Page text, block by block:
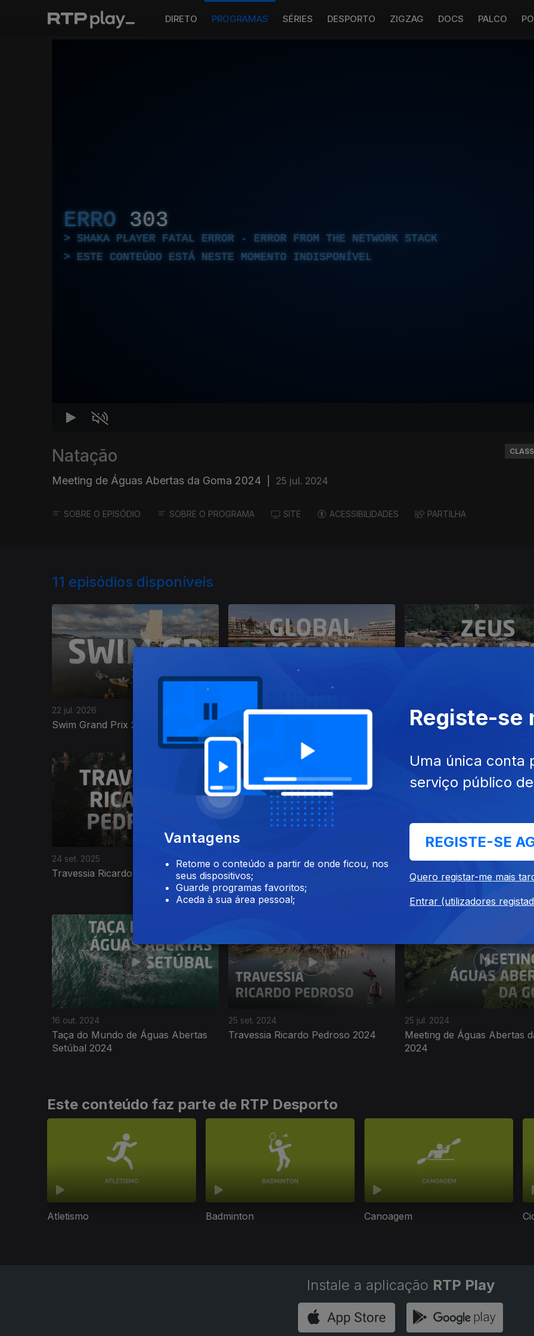
DIRETO PROGRAMAS SÉRIES DESPORTO ZIGZAG DOCS PALCO
ERRO 303
SHAKA PLAYER FATAL ERROR - ERROR FROM THE NETWORK STACK
ESTE CONTEÚDO ESTÁ NESTE MOMENTO INDISPONÍVEL
Natação
Meeting de Águas Abertas da Goma 2024 25 jul. 2024
SOBRE O EPISÓDIO SOBRE O PROGRAMA SITE ACESSIBILIDADES PARTILHA
11 episódios disponíveis
22 jul. 2026
Swim Grand Prix 2026
09 jul. 2026 17 jun. 2026
Zeus Open Water Grand
24 set. 2025
Travessia Ricardo Pedroso 2025
11 set. 2025
Swim Party Algarve 2025
19 ago. 2025
Meeting de Águas Abertas
16 out. 2024
Taça do Mundo de Águas Abertas
Setúbal 2024
25 set. 2024
Travessia Ricardo Pedroso 2024
25 jul. 2024
Meeting de Águas Abertas
2024
785603
Este conteúdo faz parte de RTP Desporto
Atletismo Badminton Canoagem
Instale a aplicação RTP Play
Vantagens
Retome o conteúdo a partir de onde ficou, nos
seus dispositivos;
Guarde programas favoritos;
Aceda à sua área pessoal;
Registe-se
Uma única conta
serviço público
REGISTE-SE
Quero registar-me mais
Entrar (utilizadores